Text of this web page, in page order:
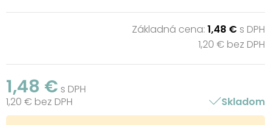
Základná cena: 1,48 € s DPH
1,20 € bez DPH
1,48 € s DPH
1,20 € bez DPH
Skladom